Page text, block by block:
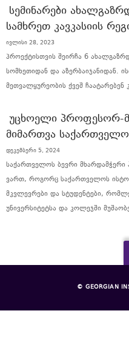
ᲡᲔᲛᲘᲜᲐᲠᲔᲑᲘ
ᲡᲐᲛᲮᲠᲔᲗ ᲙᲐᲕᲙᲐᲡᲘᲘᲡ
ივლისი 28, 2023
პროექტისთვის შეირჩა 6
სომხეთიდან და აზერბაიჯანიდან.
მეთვალყურეობის ქვეშ ჩაატარებენ
ᲣᲪᲮᲝᲔᲚᲘ ᲞᲠᲝᲤᲔᲡᲝᲠ-
ᲛᲘᲛᲐᲠᲗᲕᲐ
დეკემბერი 5, 2024
საქართველოს ბევრი მხარდამჭერი
ვართ, როგორც საქართველოს
მკვლევრები და სტუდენტები,
უნივერსიტეტსა და კოლეჯში
© GEORGIAN